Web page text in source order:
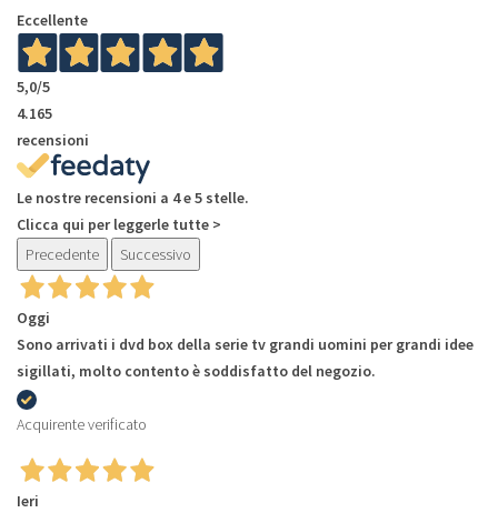
Eccellente
5,0/5
4.165
recensioni
Le nostre recensioni a 4 e 5 stelle.
Clicca qui per leggerle tutte >
Precedente
Successivo
Oggi
Sono arrivati i dvd box della serie tv grandi uomini per grandi idee
sigillati, molto contento è soddisfatto del negozio.
Acquirente verificato
Ieri